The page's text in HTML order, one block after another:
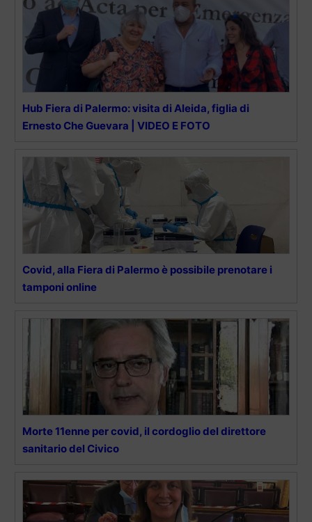
Hub Fiera di Palermo: visita di Aleida, figlia di
Ernesto Che Guevara | VIDEO E FOTO
Covid, alla Fiera di Palermo è possibile prenotare i
tamponi online
Morte 11enne per covid, il cordoglio del direttore
sanitario del Civico